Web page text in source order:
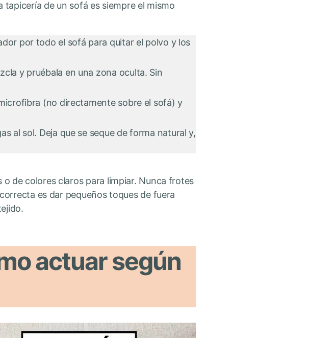
de un sofá es siempre el mismo
por todo el sofá para quitar el polvo y los
y pruébala en una zona oculta. Sin
(no directamente sobre el sofá) y
al sol. Deja que se seque de forma natural y,
de colores claros para limpiar. Nunca frotes
es dar pequeños toques de fuera
actuar según